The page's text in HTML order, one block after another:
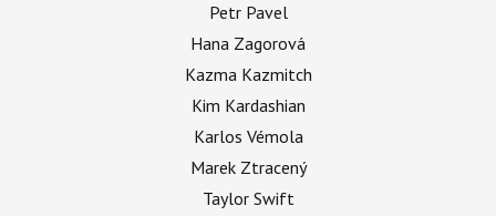
Petr Pavel
Hana Zagorová
Kazma Kazmitch
Kim Kardashian
Karlos Vémola
Marek Ztracený
Taylor Swift